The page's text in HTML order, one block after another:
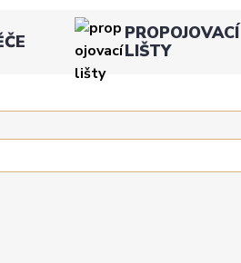
PROPOJOVACÍ
LIŠTY